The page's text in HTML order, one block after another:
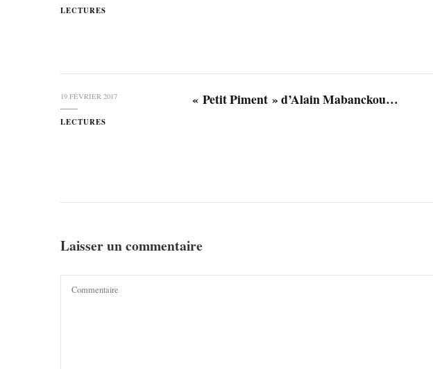
LECTURES
19 FÉVRIER 2017
LECTURES
« Petit Piment » d’Alain Mabanckou…
Laisser un commentaire